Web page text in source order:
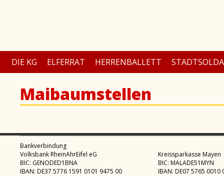
DIE KG ELFERRAT HERRENBALLETT
Maibaumstellen
Bankverbindung
Volksbank RheinAhrEifel eG
BIC: GENODED1BNA
IBAN: DE37 5776 1591 0101 9475 00
Kreissparkasse Mayen
BIC: MALADE51MYN
IBAN: DE07 5765 0010